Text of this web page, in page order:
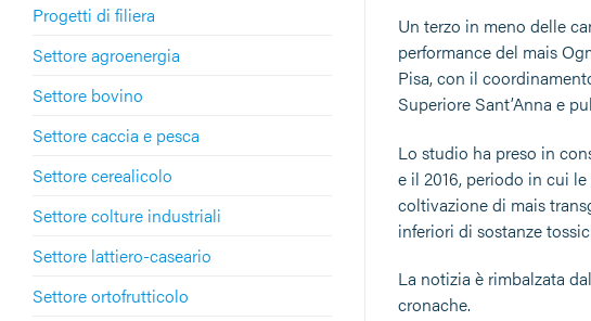
Progetti di filiera
Settore agroenergia
Settore bovino
Settore caccia e pesca
Settore cerealicolo
Settore colture industriali
Settore lattiero-caseario
Settore ortofrutticolo
Un terzo in meno delle
performance del mais
Pisa, con il
Superiore Sant’Anna e
Lo studio ha preso in
e il 2016, periodo in cui
coltivazione di mais
inferiori di sostanze
La notizia è rimbalzata
cronache.